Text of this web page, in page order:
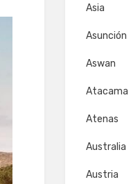
Asia
Asunción
Aswan
Atacama
Atenas
Australia
Austria